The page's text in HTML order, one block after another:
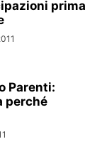
prima
Parenti:
perché